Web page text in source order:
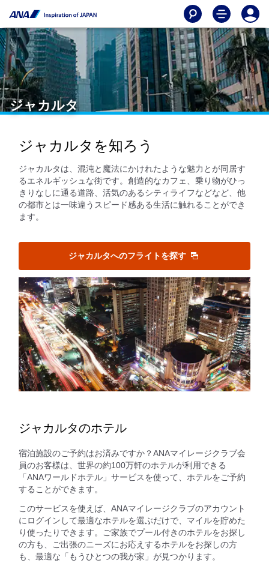
ジャカルタ
ジャカルタを知ろう
ジャカルタは、混沌と魔法にかけれたような魅力とが同居す
るエネルギッシュな街です。創造的なカフェ、乗り物がひっ
きりなしに通る道路、活気のあるシティライフなどなど、他
の都市とは一味違うスピード感ある生活に触れることができ
ます。
ジャカルタへのフライトを探す
ジャカルタのホテル
宿泊施設のご予約はお済みですか？ANAマイレージクラブ会
員のお客様は、世界の約100万軒のホテルが利用できる
「ANAワールドホテル」サービスを使って、ホテルをご予約
することができます。
このサービスを使えば、ANAマイレージクラブのアカウント
にログインして最適なホテルを選ぶだけで、マイルを貯めた
り使ったりできます。ご家族でプール付きのホテルをお探し
の方も、ご出張のニーズにお応えするホテルをお探しの方
も、最適な「もうひとつの我が家」が見つかります。